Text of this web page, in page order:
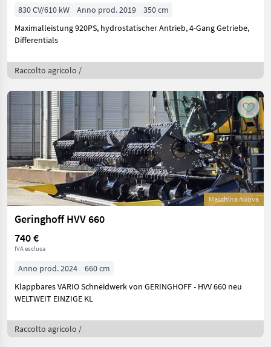
830 CV/610 kW Anno prod. 2019
350 cm
Maximalleistung 920PS, hydrostatischer Antrieb, 4-Gang Getriebe,
Differentials
Raccolto agricolo /
Macchina nuova
Geringhoff HVV 660
740 €
IVA esclusa
Anno prod. 2024
660 cm
Klappbares VARIO Schneidwerk von GERINGHOFF - HVV 660 neu
WELTWEIT EINZIGE KL
Raccolto agricolo /